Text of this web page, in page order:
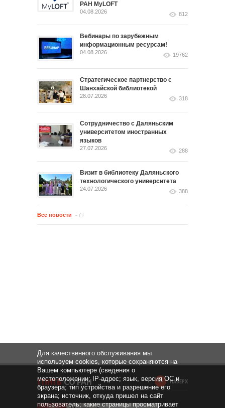
РАН MyLOFT
04.08.2026 812
Вебинары по зарубежным
информационным ресурсам!
04.08.2026 19762
Стратегическое партнерство с
Шанхайской библиотекой
28.07.2026 318
Сотрудничество с Даляньским
университетом иностранных
языков
27.07.2026 288
Визит в библиотеку Даляньского
технологического университета
24.07.2026 388
Все новости
НАВЕРХ
Для качественного обслуживания мы
используем cookies, которые сохраняются на
Вашем компьютере (сведения о
местоположении; IP-адрес; язык, версия ОС и
браузера; тип устройства и разрешение его
экрана; источник, откуда пришел на сайт
пользователь; какие страницы просматривает